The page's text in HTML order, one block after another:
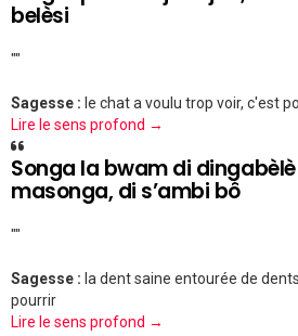
belèsi
""
Sagesse : le chat a voulu trop voir, c'est
Lire le sens profond →
Songa la bwam di
masonga, di s’ambi bô
""
Sagesse : la dent saine entourée de
pourrir
Lire le sens profond →